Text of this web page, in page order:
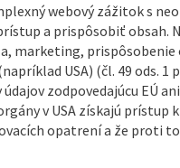
is within easy walking
webový zážitok s
a prispôsobiť obsah.
marketing, prispôsobenie
USA) (čl. 49 ods. 1
zodpovedajúcu EÚ
v USA získajú prístup
opatrení a že proti